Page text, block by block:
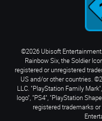
©2026 Ubisoft
Rainbow Six, the Soldier
registered or unregistered
US and/or other countries.
LLC. "PlayStation Family
logo", "PS4", "PlayStation
registered trademarks